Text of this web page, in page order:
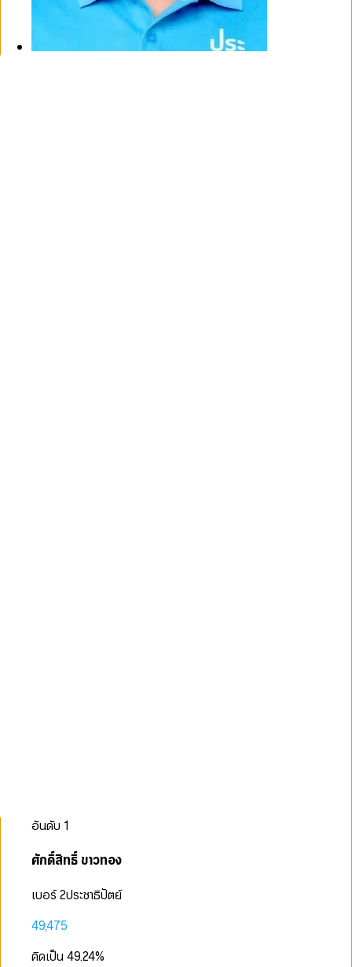
อันดับ 1
ศักดิ์สิทธิ์ ขาวทอง
เบอร์ 2ประชาธิปัตย์
49,475
คิดเป็น49.24%